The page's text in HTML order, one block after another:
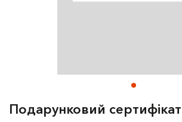
Подарунковий